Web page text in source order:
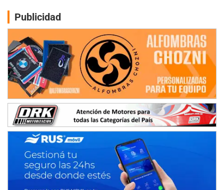
Humboldt (Santa Fe)
NORESTE SANTAFESINO - F6
Ciudad de Avellaneda (Asfalto)
Avellaneda (Santa Fe)
SUR SANTAFESINO - F4
José Samuel Sánchez (Tierra)
Rufino (Santa Fe)
TUCUMANO - F5
El Timbó (Tucumán)
COBERTURA ESPECIAL DE E-KART.COM.AR
Publicidad